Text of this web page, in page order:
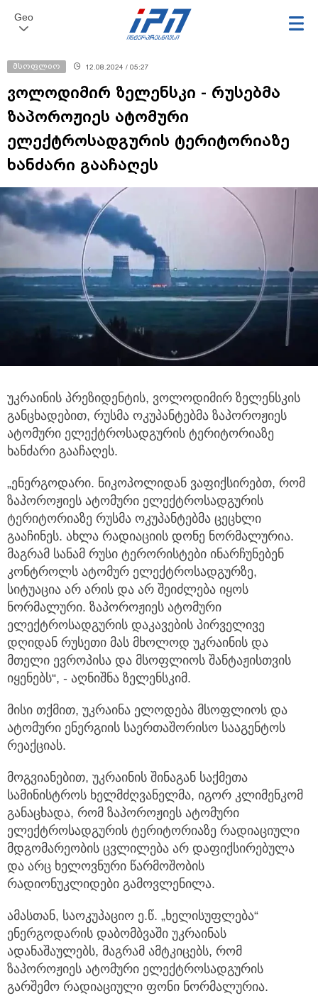
Geo
მსოფლიო 12.08.2024 / 05:27
ვოლოდიმირ ზელენსკი - რუსებმა
ზაპოროჟიეს ატომური
ელექტროსადგურის ტერიტორიაზე
ხანძარი გააჩაღეს
უკრაინის პრეზიდენტის, ვოლოდიმირ ზელენსკის
განცხადებით, რუსმა ოკუპანტებმა ზაპოროჟიეს
ატომური ელექტროსადგურის ტერიტორიაზე
ხანძარი გააჩაღეს.
„ენერგოდარი. ნიკოპოლიდან ვაფიქსირებთ, რომ
ზაპოროჟიეს ატომური ელექტროსადგურის
ტერიტორიაზე რუსმა ოკუპანტებმა ცეცხლი
გააჩინეს. ახლა რადიაციის დონე ნორმალურია.
მაგრამ სანამ რუსი ტერორისტები ინარჩუნებენ
კონტროლს ატომურ ელექტროსადგურზე,
სიტუაცია არ არის და არ შეიძლება იყოს
ნორმალური. ზაპოროჟიეს ატომური
ელექტროსადგურის დაკავების პირველივე
დღიდან რუსეთი მას მხოლოდ უკრაინის და
მთელი ევროპისა და მსოფლიოს შანტაჟისთვის
იყენებს“, - აღნიშნა ზელენსკიმ.
მისი თქმით, უკრაინა ელოდება მსოფლიოს და
ატომური ენერგიის საერთაშორისო სააგენტოს
რეაქციას.
მოგვიანებით, უკრაინის შინაგან საქმეთა
სამინისტროს ხელმძღვანელმა, იგორ კლიმენკომ
განაცხადა, რომ ზაპოროჟიეს ატომური
ელექტროსადგურის ტერიტორიაზე რადიაციული
მდგომარეობის ცვლილება არ დაფიქსირებულა
და არც ხელოვნური წარმოშობის
რადიონუკლიდები გამოვლენილა.
ამასთან, საოკუპაციო ე.წ. „ხელისუფლება“
ენერგოდარის დაბომბვაში უკრაინას
ადანაშაულებს, მაგრამ ამტკიცებს, რომ
ზაპოროჟიეს ატომური ელექტროსადგურის
გარშემო რადიაციული ფონი ნორმალურია.